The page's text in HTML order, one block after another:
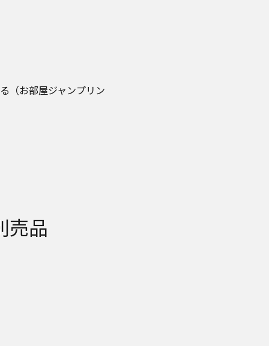
ださい。
（お部屋ジャンプリン
売品